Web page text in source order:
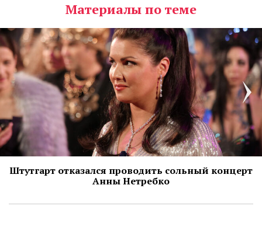
Материалы по теме
Штутгарт отказался проводить сольный концерт
Анны Нетребко